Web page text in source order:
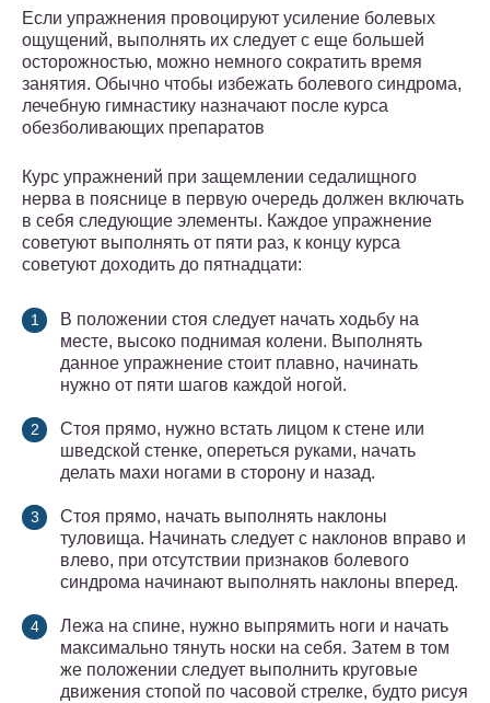
Если упражнения провоцируют усиление болевых
ощущений, выполнять их следует с еще большей
осторожностью, можно немного сократить время
занятия. Обычно чтобы избежать болевого синдрома,
лечебную гимнастику назначают после курса
обезболивающих препаратов
Курс упражнений при защемлении седалищного
нерва в пояснице в первую очередь должен включать
в себя следующие элементы. Каждое упражнение
советуют выполнять от пяти раз, к концу курса
советуют доходить до пятнадцати:
В положении стоя следует начать ходьбу на
месте, высоко поднимая колени. Выполнять
данное упражнение стоит плавно, начинать
нужно от пяти шагов каждой ногой.
Стоя прямо, нужно встать лицом к стене или
шведской стенке, опереться руками, начать
делать махи ногами в сторону и назад.
Стоя прямо, начать выполнять наклоны
туловища. Начинать следует с наклонов вправо и
влево, при отсутствии признаков болевого
синдрома начинают выполнять наклоны вперед.
Лежа на спине, нужно выпрямить ноги и начать
максимально тянуть носки на себя. Затем в том
же положении следует выполнить круговые
движения стопой по часовой стрелке, будто рисуя